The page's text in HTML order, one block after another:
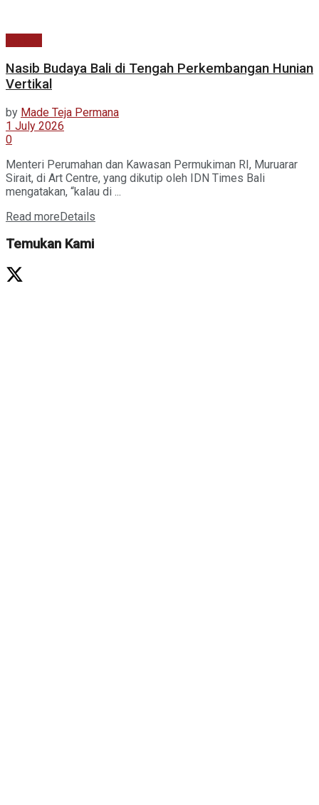
Nasib Budaya Bali di Tengah Perkembangan Hunian
Vertikal
by Made Teja Permana
1 July 2026
0
Menteri Perumahan dan Kawasan Permukiman RI, Muruarar
Sirait, di Art Centre, yang dikutip oleh IDN Times Bali
mengatakan, “kalau di ...
Read moreDetails
Temukan Kami